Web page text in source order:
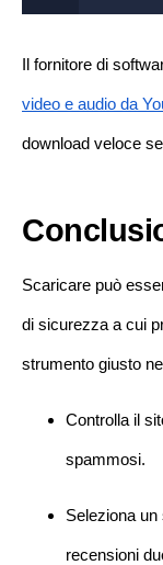
Il fornitore di
video e audio da
download veloce
Scaricare può
di sicurezza a cui
strumento giusto
Controlla il
spammosi.
Seleziona
recensioni